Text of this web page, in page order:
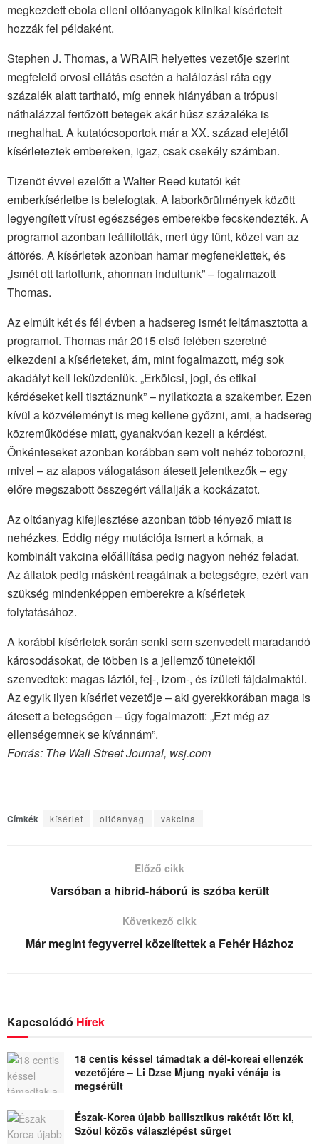
megkezdett ebola elleni oltóanyagok klinikai kísérleteit
hozzák fel példaként.
Stephen J. Thomas, a WRAIR helyettes vezetője szerint
megfelelő orvosi ellátás esetén a halálozási ráta egy
százalék alatt tartható, míg ennek hiányában a trópusi
náthalázzal fertőzött betegek akár húsz százaléka is
meghalhat. A kutatócsoportok már a XX. század elejétől
kísérleteztek embereken, igaz, csak csekély számban.
Tizenöt évvel ezelőtt a Walter Reed kutatói két
emberkísérletbe is belefogtak. A laborkörülmények között
legyengített vírust egészséges emberekbe fecskendezték. A
programot azonban leállították, mert úgy tűnt, közel van az
áttörés. A kísérletek azonban hamar megfeneklettek, és
„ismét ott tartottunk, ahonnan indultunk” – fogalmazott
Thomas.
Az elmúlt két és fél évben a hadsereg ismét feltámasztotta a
programot. Thomas már 2015 első felében szeretné
elkezdeni a kísérleteket, ám, mint fogalmazott, még sok
akadályt kell leküzdeniük. „Erkölcsi, jogi, és etikai
kérdéseket kell tisztáznunk” – nyilatkozta a szakember. Ezen
kívül a közvéleményt is meg kellene győzni, ami, a hadsereg
közreműködése miatt, gyanakvóan kezeli a kérdést.
Önkénteseket azonban korábban sem volt nehéz toborozni,
mivel – az alapos válogatáson átesett jelentkezők – egy
előre megszabott összegért vállalják a kockázatot.
Az oltóanyag kifejlesztése azonban több tényező miatt is
nehézkes. Eddig négy mutációja ismert a kórnak, a
kombinált vakcina előállítása pedig nagyon nehéz feladat.
Az állatok pedig másként reagálnak a betegségre, ezért van
szükség mindenképpen emberekre a kísérletek
folytatásához.
A korábbi kísérletek során senki sem szenvedett maradandó
károsodásokat, de többen is a jellemző tünetektől
szenvedtek: magas láztól, fej-, izom-, és ízületi fájdalmaktól.
Az egyik ilyen kísérlet vezetője – aki gyerekkorában maga is
átesett a betegségen – úgy fogalmazott: „Ezt még az
ellenségemnek se kívánnám”.
Forrás: The Wall Street Journal, wsj.com
Címkék kísérlet oltóanyag vakcina
Előző cikk
Varsóban a hibrid-háború is szóba került
Következő cikk
Már megint fegyverrel közelítettek a Fehér Házhoz
Kapcsolódó Hírek
18 centis késsel támadtak a dél-koreai ellenzék
vezetőjére – Li Dzse Mjung nyaki vénája is
megsérült
Észak-Korea újabb ballisztikus rakétát lőtt ki,
Szöul közös válaszlépést sürget